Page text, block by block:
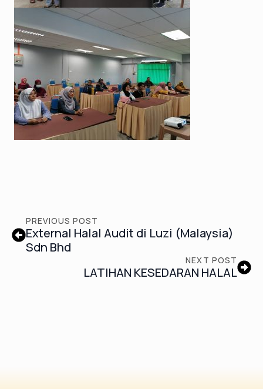
PREVIOUS POST
External Halal Audit di Luzi (Malaysia)
Sdn Bhd
NEXT POST
LATIHAN KESEDARAN HALAL